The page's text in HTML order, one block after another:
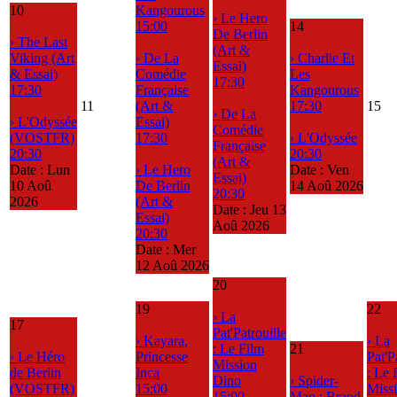
10
› The Last
Viking (Art
& Essai)
17:30
› L'Odyssée
(VOSTFR)
20:30
Date : Lun
10 Aoû
2026
11
Kangourous
15:00
› De La
Comédie
Française
(Art &
Essai)
17:30
› Le Hero
De Berlin
(Art &
Essai)
20:30
Date : Mer
12 Aoû 2026
› Le Hero
De Berlin
(Art &
Essai)
17:30
› De La
Comédie
Française
(Art &
Essai)
20:30
Date : Jeu 13
Aoû 2026
14
› Charlie Et
Les
Kangourous
17:30
› L'Odyssée
20:30
Date : Ven
14 Aoû 2026
15
17
› Le Héro
de Berlin
(VOSTFR)
19
› Kayara,
Princesse
Inca
15:00
20
› La
Pat'Patrouille
: Le Film
Mission
Dino
21
› Spider-
22
› La
: Le